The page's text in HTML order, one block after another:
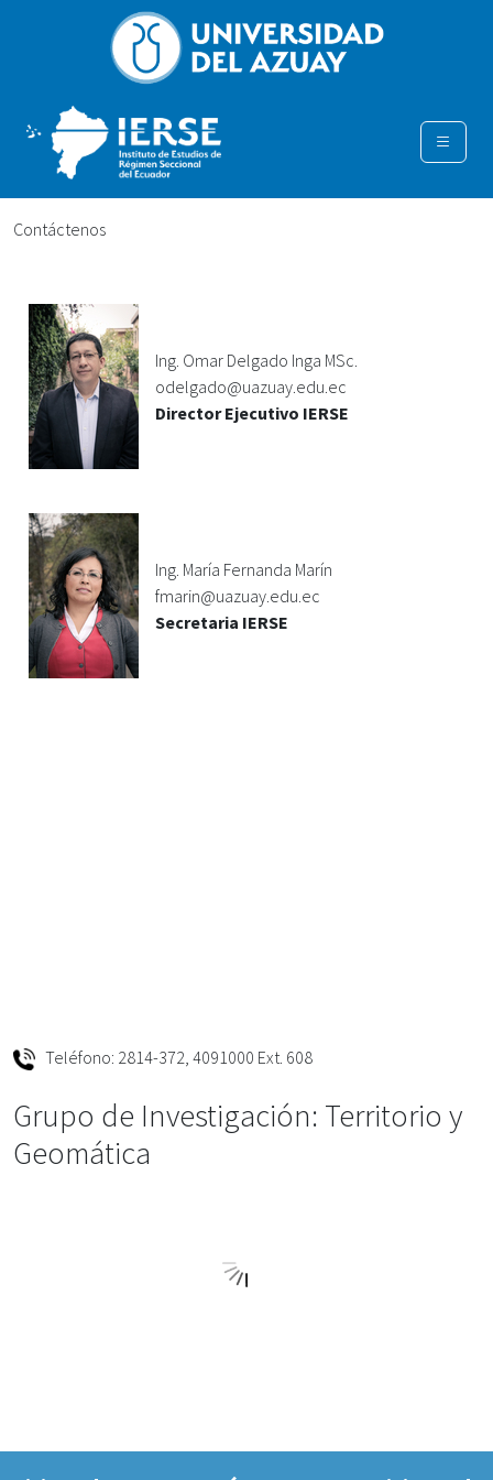
Contáctenos
Ing. Omar Delgado Inga MSc.
odelgado@uazuay.edu.ec
Director Ejecutivo IERSE
Ing. María Fernanda Marín
fmarin@uazuay.edu.ec
Secretaria IERSE
Teléfono: 2814-372, 4091000 Ext. 608
Grupo de Investigación: Territorio y
Geomática